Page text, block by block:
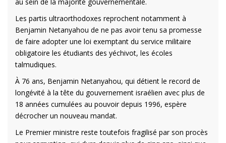
Les partis ultraorthodoxes reprochent notamment à
Benjamin Netanyahou de ne pas avoir tenu sa promesse
de faire adopter une loi exemptant du service militaire
obligatoire les étudiants des yéchivot, les écoles
talmudiques.
À 76 ans, Benjamin Netanyahou, qui détient le record de
longévité à la tête du gouvernement israélien avec plus de
18 années cumulées au pouvoir depuis 1996, espère
décrocher un nouveau mandat.
Le Premier ministre reste toutefois fragilisé par son procès